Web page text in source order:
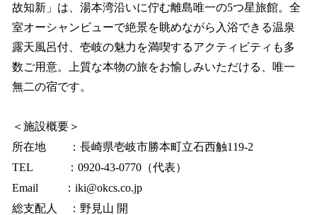
故知新」は、湯本湾沿いに佇む離島唯一の5つ星旅館。全
室オーシャンビューで絶景を眺めながら入浴できる温泉
露天風呂付、壱岐の魅力を満喫するアクティビティも多
数ご用意。上質な本物の旅をお愉しみいただける、唯一
無二の宿です。
＜施設概要＞
所在地 ：長崎県壱岐市勝本町立石西触119-2
TEL ：0920-43-0770（代表）
Email ：iki@okcs.co.jp
総支配人 ：野見山 開